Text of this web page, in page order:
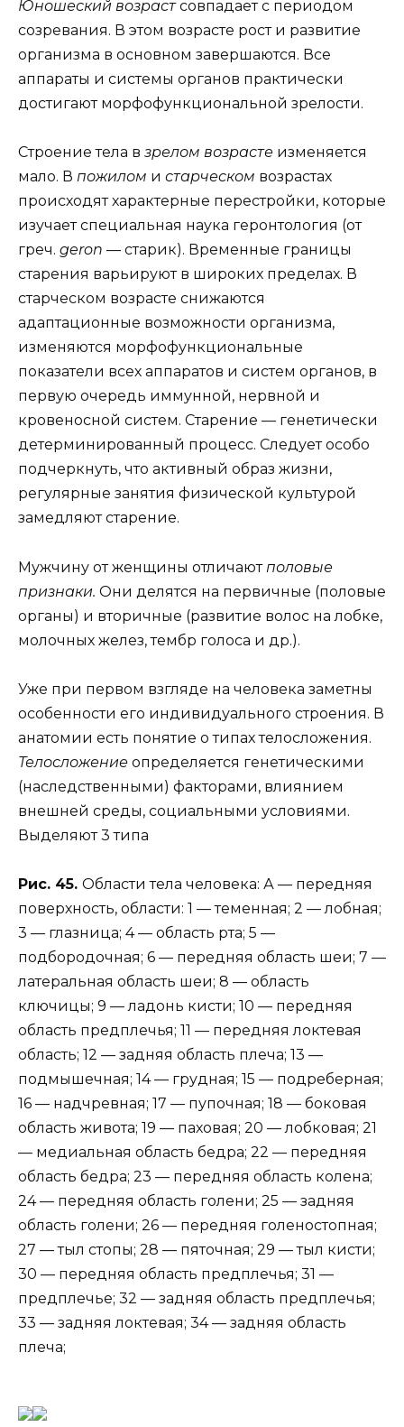
Юношеский возрастсовпадает с периодом
созревания. В этом возрасте рост и развитие
организма в основном завершаются. Все
аппараты и системы органов практически
достигают морфофункциональной зрелости.
Строение тела в зрелом возрасте изменяется
мало. В пожилом и старческом возрастах
происходят характерные перестройки, которые
изучает специальная наука геронтология (от
греч. geron — старик). Временные границы
старения варьируют в широких пределах. В
старческом возрасте снижаются
адаптационные возможности организма,
изменяются морфофункциональные
показатели всех аппаратов и систем органов, в
первую очередь иммунной, нервной и
кровеносной систем. Старение — генетически
детерминированный процесс. Следует особо
подчеркнуть, что активный образ жизни,
регулярные занятия физической культурой
замедляют старение.
Мужчину от женщины отличают половые
признаки. Они делятся на первичные (половые
органы) и вторичные (развитие волос на лобке,
молочных желез, тембр голоса и др.).
Уже при первом взгляде на человека заметны
особенности его индивидуального строения. В
анатомии есть понятие о типах телосложения.
Телосложение определяется генетическими
(наследственными) факторами, влиянием
внешней среды, социальными условиями.
Выделяют 3 типа
Рис. 45. Области тела человека: А — передняя
поверхность, области: 1 — теменная; 2 — лобная;
3 — глазница; 4 — область рта; 5 —
подбородочная; 6 — передняя область шеи; 7 —
латеральная область шеи; 8 — область
ключицы; 9 — ладонь кисти; 10 — передняя
область предплечья; 11 — передняя локтевая
область; 12 — задняя область плеча; 13 —
подмышечная; 14 — грудная; 15 — подреберная;
16 — надчревная; 17 — пупочная; 18 — боковая
область живота; 19 — паховая; 20 — лобковая; 21
— медиальная область бедра; 22 — передняя
область бедра; 23 — передняя область колена;
24 — передняя область голени; 25 — задняя
область голени; 26 — передняя голеностопная;
27 — тыл стопы; 28 — пяточная; 29 — тыл кисти;
30 — передняя область предплечья; 31 —
предплечье; 32 — задняя область предплечья;
33 — задняя локтевая; 34 — задняя область
плеча;